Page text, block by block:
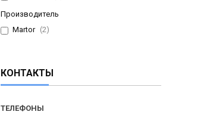
Производитель
Martor
2
КОНТАКТЫ